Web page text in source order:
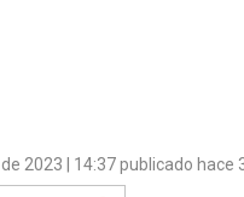
2023 | 14:37 publicado hace